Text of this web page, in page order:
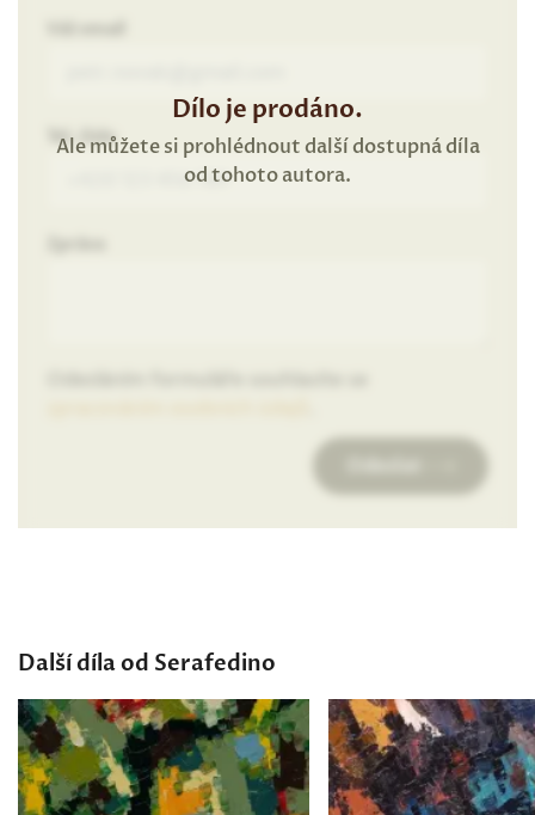
Tel. číslo
Dílo je prodáno.
Ale můžete si prohlédnout další dostupná díla
od tohoto autora.
Další díla od Serafedino